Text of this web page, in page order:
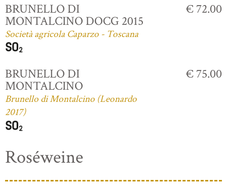
BRUNELLO DI
MONTALCINO DOCG 2015
Società agricola Caparzo - Toscana
€ 72.00
BRUNELLO DI
MONTALCINO
Brunello di Montalcino (Leonardo
2017)
€ 75.00
Roséweine